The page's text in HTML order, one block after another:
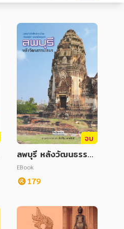
จบ
ลพบุรี หลังวัฒนธรรมเ
ขมร
EBook
179